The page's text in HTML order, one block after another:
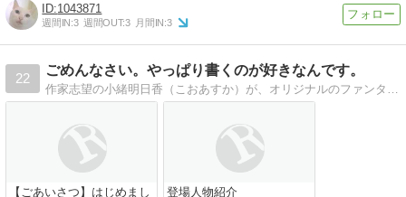
1043871
週間IN:3 週間OUT:3 月間IN:3
22
ごめんなさい。やっぱり書くのが好きなんです。
作家志望の小緒明日香（こおあすか）が、オリジナルのファンタジー長編小説を更新しているブログです。
【ごあいさつ】はじめまし
登場人物紹介